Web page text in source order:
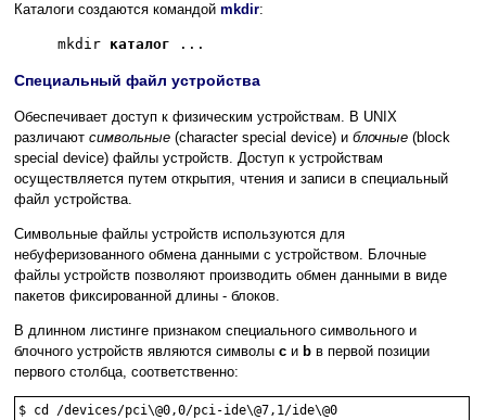
Каталоги создаются командой mkdir:
mkdir каталог ...
Специальный файл устройства
Обеспечивает доступ к физическим устройствам. В UNIX
различают символьные (character special device) и блочные (block
special device) файлы устройств. Доступ к устройствам
осуществляется путем открытия, чтения и записи в специальный
файл устройства.
Символьные файлы устройств используются для
небуферизованного обмена данными с устройством. Блочные
файлы устройств позволяют производить обмен данными в виде
пакетов фиксированной длины - блоков.
В длинном листинге признаком специального символьного и
блочного устройств являются символы с и b в первой позиции
первого столбца, соответственно:
$ cd /devices/pci\@0,0/pci-ide\@7,1/ide\@0